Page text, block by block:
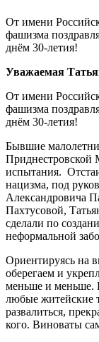
От имени
фашизма
днём 30-летия!
Уважаемая
От имени
фашизма
днём 30-летия!
Бывшие
Приднестровской
испытания.
нацизма, под
Александровича
Пахтусовой,
сделали по
неформальной
Ориентируясь на
оберегаем и
меньше и меньше.
любые житейские
развалиться,
кого. Виноваты